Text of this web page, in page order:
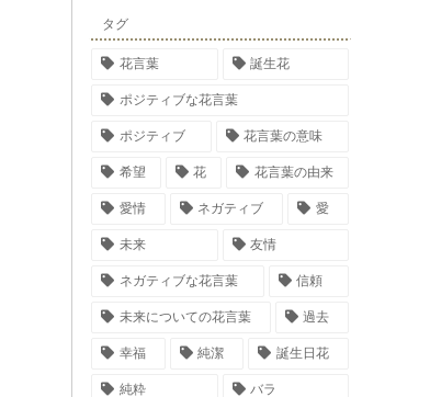
タグ
花言葉 誕生花
ポジティブな花言葉
ポジティブ 花言葉の意味
希望 花 花言葉の由来
愛情 ネガティブ 愛
未来 友情
ネガティブな花言葉 信頼
未来についての花言葉 過去
幸福 純潔 誕生日花
純粋 バラ